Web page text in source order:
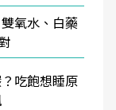
氧水、白藥
吃飽想睡原